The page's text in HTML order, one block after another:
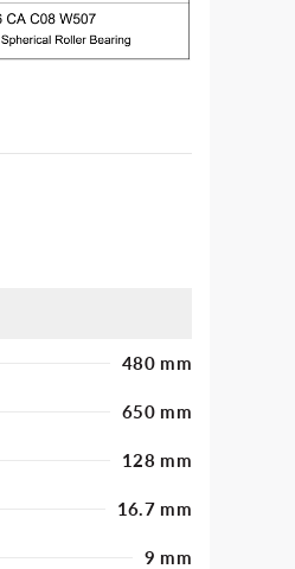
480 mm
650 mm
128 mm
16.7 mm
9 mm